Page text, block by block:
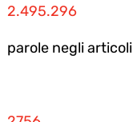
2.495.296
parole negli articoli